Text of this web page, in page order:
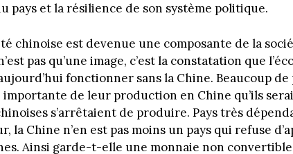
pays et la résilience de son système politique.
chinoise est devenue une composante de la
pas qu’une image, c’est la constatation que
fonctionner sans la Chine. Beaucoup
de leur production en Chine qu’ils
s’arrêtaient de produire. Pays très
la Chine n’en est pas moins un pays qui refuse
Ainsi garde-t-elle une monnaie non